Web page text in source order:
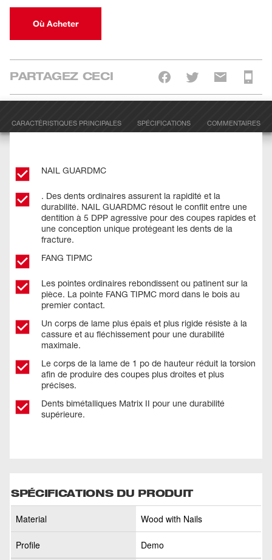
Où Acheter
PARTAGEZ CECI
CARACTÉRISTIQUES PRINCIPALES SPÉCIFICATIONS COMMENTAIRES
NAIL GUARDMC
. Des dents ordinaires assurent la rapidité et la
durabilité. NAIL GUARDMC résout le conflit entre une
dentition à 5 DPP agressive pour des coupes rapides et
une conception unique protégeant les dents de la
fracture.
FANG TIPMC
Les pointes ordinaires rebondissent ou patinent sur la
pièce. La pointe FANG TIPMC mord dans le bois au
premier contact.
Un corps de lame plus épais et plus rigide résiste à la
cassure et au fléchissement pour une durabilité
maximale.
Le corps de la lame de 1 po de hauteur réduit la torsion
afin de produire des coupes plus droites et plus
précises.
Dents bimétalliques Matrix II pour une durabilité
supérieure.
SPÉCIFICATIONS DU PRODUIT
Material Wood with Nails
Profile Demo